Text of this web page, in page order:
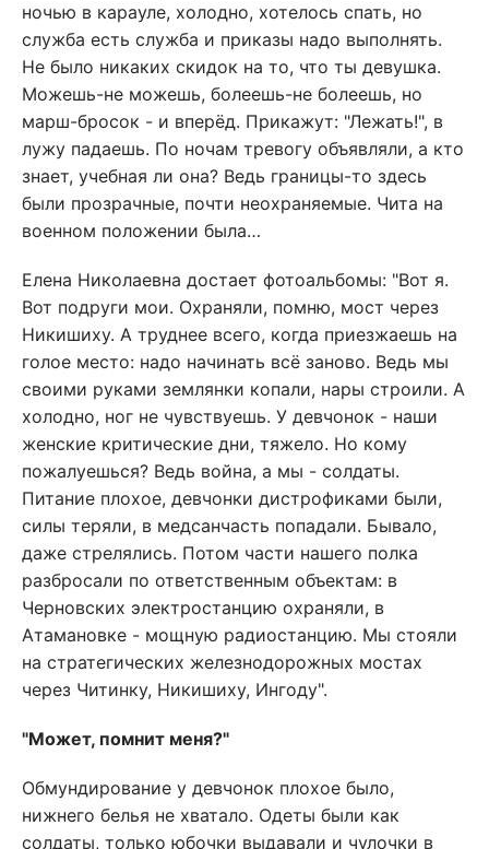
ночью в карауле, холодно, хотелось спать, но
служба есть служба и приказы надо выполнять.
Не было никаких скидок на то, что ты девушка.
Можешь-не можешь, болеешь-не болеешь, но
марш-бросок - и вперёд. Прикажут: "Лежать!", в
лужу падаешь. По ночам тревогу объявляли, а кто
знает, учебная ли она? Ведь границы-то здесь
были прозрачные, почти неохраняемые. Чита на
военном положении была…
Елена Николаевна достает фотоальбомы: "Вот я.
Вот подруги мои. Охраняли, помню, мост через
Никишиху. А труднее всего, когда приезжаешь на
голое место: надо начинать всё заново. Ведь мы
своими руками землянки копали, нары строили. А
холодно, ног не чувствуешь. У девчонок - наши
женские критические дни, тяжело. Но кому
пожалуешься? Ведь война, а мы - солдаты.
Питание плохое, девчонки дистрофиками были,
силы теряли, в медсанчасть попадали. Бывало,
даже стрелялись. Потом части нашего полка
разбросали по ответственным объектам: в
Черновских электростанцию охраняли, в
Атамановке - мощную радиостанцию. Мы стояли
на стратегических железнодорожных мостах
через Читинку, Никишиху, Ингоду".
"Может, помнит меня?"
Обмундирование у девчонок плохое было,
нижнего белья не хватало. Одеты были как
солдаты, только юбочки выдавали и чулочки в